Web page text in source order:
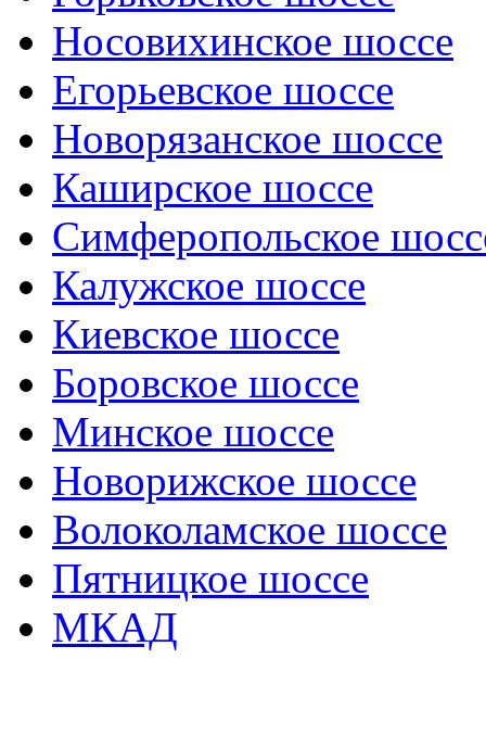
Носовихинское шоссе
Егорьевское шоссе
Новорязанское шоссе
Каширское шоссе
Симферопольское
Калужское шоссе
Киевское шоссе
Боровское шоссе
Минское шоссе
Новорижское шоссе
Волоколамское шоссе
Пятницкое шоссе
МКАД